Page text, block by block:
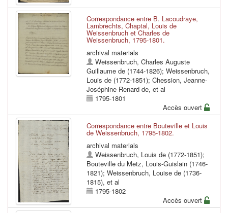
Correspondance entre B. Lacoudraye,
Lambrechts, Chaptal, Louis de
Weissenbruch et Charles de
Weissenbruch, 1795-1801.
archival materials
Weissenbruch, Charles Auguste
Guillaume de (1744-1826); Weissenbruch,
Louis de (1772-1851); Chession, Jeanne-
Joséphine Renard de, et al
1795-1801
Accès ouvert
Correspondance entre Bouteville et Louis
de Weissenbruch, 1795-1802.
archival materials
Weissenbruch, Louis de (1772-1851);
Bouteville du Metz, Louis-Guislain (1746-
1821); Weissenbruch, Louise de (1736-
1815), et al
1795-1802
Accès ouvert